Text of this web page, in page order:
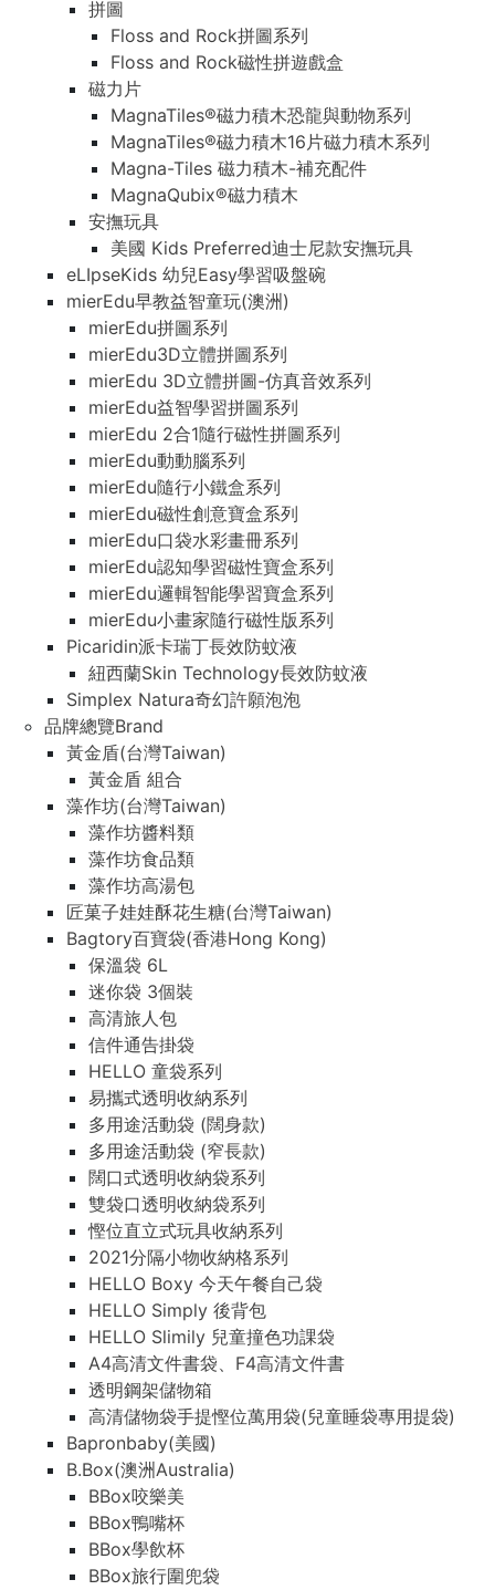
拼圖
Floss and Rock拼圖系列
Floss and Rock磁性拼遊戲盒
磁力片
MagnaTiles®磁力積木恐龍與動物系列
MagnaTiles®磁力積木16片磁力積木系列
Magna-Tiles 磁力積木-補充配件
MagnaQubix®磁力積木
安撫玩具
美國 Kids Preferred迪士尼款安撫玩具
eLIpseKids 幼兒Easy學習吸盤碗
mierEdu早教益智童玩(澳洲)
mierEdu拼圖系列
mierEdu3D立體拼圖系列
mierEdu 3D立體拼圖-仿真音效系列
mierEdu益智學習拼圖系列
mierEdu 2合1隨行磁性拼圖系列
mierEdu動動腦系列
mierEdu隨行小鐵盒系列
mierEdu磁性創意寶盒系列
mierEdu口袋水彩畫冊系列
mierEdu認知學習磁性寶盒系列
mierEdu邏輯智能學習寶盒系列
mierEdu小畫家隨行磁性版系列
Picaridin派卡瑞丁長效防蚊液
紐西蘭Skin Technology長效防蚊液
Simplex Natura奇幻許願泡泡
品牌總覽Brand
黃金盾(台灣Taiwan)
黃金盾 組合
藻作坊(台灣Taiwan)
藻作坊醬料類
藻作坊食品類
藻作坊高湯包
匠菓子娃娃酥花生糖(台灣Taiwan)
Bagtory百寶袋(香港Hong Kong)
保溫袋 6L
迷你袋 3個裝
高清旅人包
信件通告掛袋
HELLO 童袋系列
易攜式透明收納系列
多用途活動袋 (闊身款)
多用途活動袋 (窄長款)
闊口式透明收納袋系列
雙袋口透明收納袋系列
慳位直立式玩具收納系列
2021分隔小物收納格系列
HELLO Boxy 今天午餐自己袋
HELLO Simply 後背包
HELLO Slimily 兒童撞色功課袋
A4高清文件書袋、F4高清文件書
透明鋼架儲物箱
高清儲物袋手提慳位萬用袋(兒童睡袋專用提袋)
Bapronbaby(美國)
B.Box(澳洲Australia)
BBox咬樂美
BBox鴨嘴杯
BBox學飲杯
BBox旅行圍兜袋